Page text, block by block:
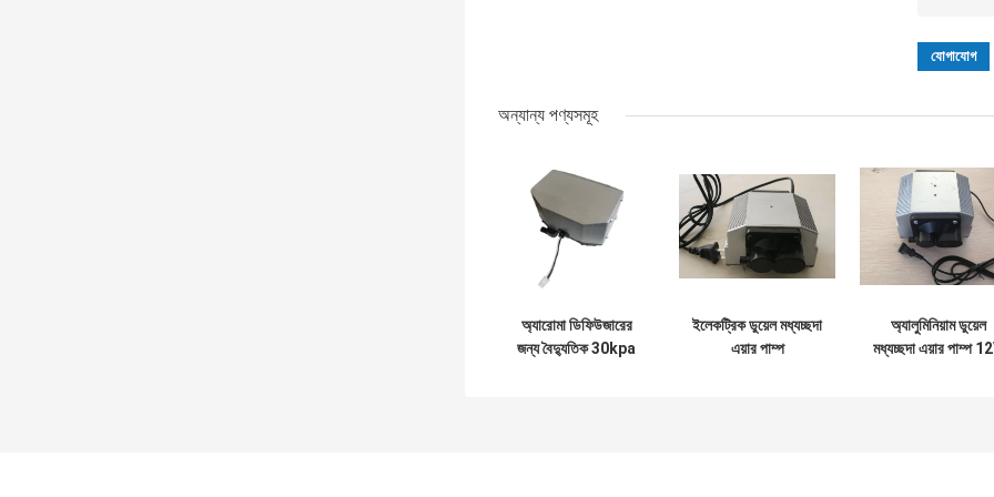
অন্যান্য পণ্যসমূহ
অ্যারোমা ডিফিউজারের
জন্য বৈদ্যুতিক 30kpa
ইলেকট্রিক ডুয়েল মধ্যচ্ছদা
এয়ার পাম্প
অ্যালুমিনিয়াম ডুয়েল
মধ্যচ্ছদা এয়ার পাম্প